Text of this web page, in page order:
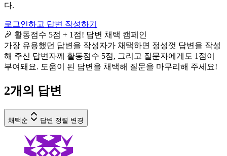
다.
로그인하고 답변 작성하기
🎉 활동점수 5점 + 1점! 답변 채택 캠페인
가장 유용했던 답변을 작성자가 채택하면 정성껏 답변을 작성
해 주신 답변자께 활동점수 5점, 그리고 질문자에게도 1점이
부여돼요. 도움이 된 답변을 채택해 질문을 마무리해 주세요!
2개의 답변
채택순 답변 정렬 변경